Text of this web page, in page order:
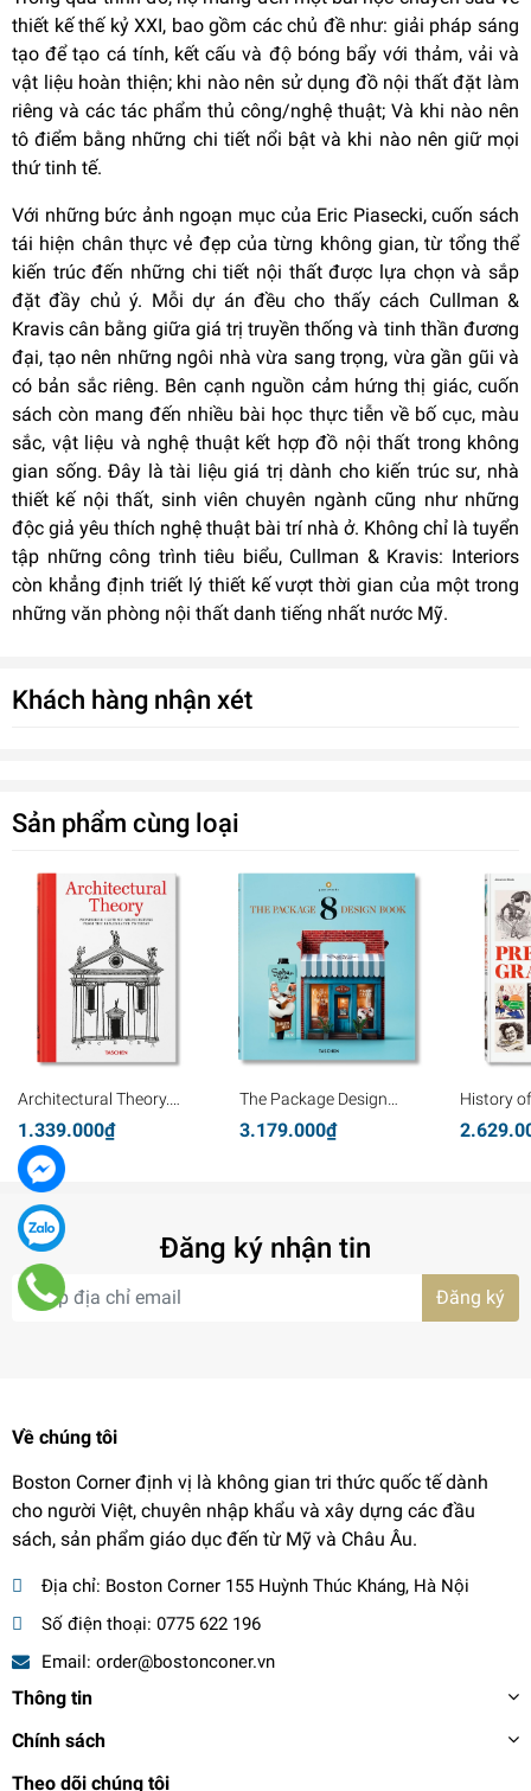
thiết kế thế kỷ XXI, bao gồm các chủ đề như: giải pháp sáng
tạo để tạo cá tính, kết cấu và độ bóng bẩy với thảm, vải và
vật liệu hoàn thiện; khi nào nên sử dụng đồ nội thất đặt làm
riêng và các tác phẩm thủ công/nghệ thuật; Và khi nào nên
tô điểm bằng những chi tiết nổi bật và khi nào nên giữ mọi
thứ tinh tế.
Với những bức ảnh ngoạn mục của Eric Piasecki, cuốn sách
tái hiện chân thực vẻ đẹp của từng không gian, từ tổng thể
kiến trúc đến những chi tiết nội thất được lựa chọn và sắp
đặt đầy chủ ý. Mỗi dự án đều cho thấy cách Cullman &
Kravis cân bằng giữa giá trị truyền thống và tinh thần đương
đại, tạo nên những ngôi nhà vừa sang trọng, vừa gần gũi và
có bản sắc riêng. Bên cạnh nguồn cảm hứng thị giác, cuốn
sách còn mang đến nhiều bài học thực tiễn về bố cục, màu
sắc, vật liệu và nghệ thuật kết hợp đồ nội thất trong không
gian sống. Đây là tài liệu giá trị dành cho kiến trúc sư, nhà
thiết kế nội thất, sinh viên chuyên ngành cũng như những
độc giả yêu thích nghệ thuật bài trí nhà ở. Không chỉ là tuyển
tập những công trình tiêu biểu, Cullman & Kravis: Interiors
còn khẳng định triết lý thiết kế vượt thời gian của một trong
những văn phòng nội thất danh tiếng nhất nước Mỹ.
Khách hàng nhận xét
Sản phẩm cùng loại
Architectural Theory.
Pioneering Texts on
Architecture from the
Renaissance to Today
1.339.000₫
The Package Design
Book 8
3.179.000₫
History
Đăng ký nhận tin
Đăng ký
Về chúng tôi
Boston Corner định vị là không gian tri thức quốc tế dành
cho người Việt, chuyên nhập khẩu và xây dựng các đầu
sách, sản phẩm giáo dục đến từ Mỹ và Châu Âu.
Địa chỉ: Boston Corner 155 Huỳnh Thúc Kháng, Hà Nội
Số điện thoại: 0775 622 196
Email: order@bostonconer.vn
Thông tin
Chính sách
Theo dõi chúng tôi